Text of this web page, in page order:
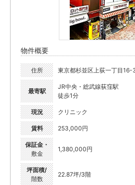
物件概要
住所 東京都杉並区上荻一丁目16-
最寄駅
JR中央・総武線荻窪駅
徒歩1分
現況 クリニック
賃料 253,000円
保証金・
敷金
1,380,000円
坪面積/
階数
22.87坪/3階